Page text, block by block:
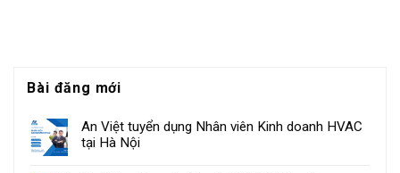
Bài đăng mới
An Việt tuyển dụng Nhân viên Kinh doanh HVAC
tại Hà Nội